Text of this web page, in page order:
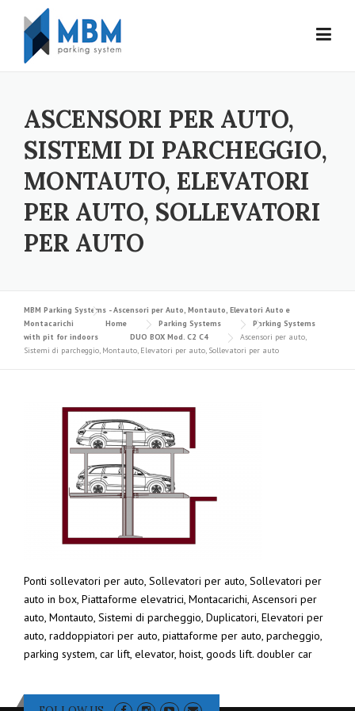
Skip to content
ASCENSORI PER AUTO,
SISTEMI DI PARCHEGGIO,
MONTAUTO, ELEVATORI
PER AUTO, SOLLEVATORI
PER AUTO
MBM Parking Systems - Ascensori per Auto, Montauto, Elevatori Auto e
Montacarichi
Home Parking Systems
Parking Systems
with pit for indoors
DUO BOX Mod. C2 C4
Ascensori per auto,
Sistemi di parcheggio, Montauto, Elevatori per auto, Sollevatori per auto
Ponti sollevatori per auto, Sollevatori per auto, Sollevatori per
auto in box, Piattaforme elevatrici, Montacarichi, Ascensori per
auto, Montauto, Sistemi di parcheggio, Duplicatori, Elevatori per
auto, raddoppiatori per auto, piattaforme per auto, parcheggio,
parking system, car lift, elevator, hoist, goods lift. doubler car